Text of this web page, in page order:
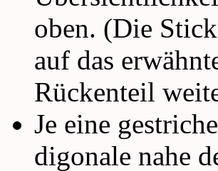
oben. (Die
auf das
Rückenteil
Je eine
digonale nahe